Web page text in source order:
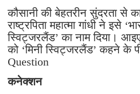
कौसानी की बेहतरीन सुंदरता से
राष्ट्रपिता महात्मा गांधी ने इसे
स्विट्जरलैंड’ का नाम दिया।
को ‘मिनी स्विट्जरलैंड’ कहने के
Question
कनेक्शन